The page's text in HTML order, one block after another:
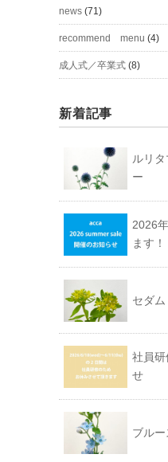
news (71)
recommend menu (4)
成人式／卒業式 (8)
新着記事
ルリ
ー
2026
ます！
セダ
社員研
せ
ブル